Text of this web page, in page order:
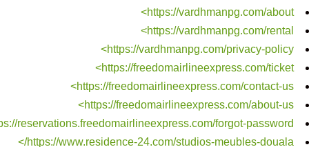
https://vardhmanpg.com/about>
https://vardhmanpg.com/rental>
https://vardhmanpg.com/privacy-policy>
https://freedomairlineexpress.com/ticket>
https://freedomairlineexpress.com/contact-us>
https://freedomairlineexpress.com/about-us>
reservations.freedomairlineexpress.com/forgot-password>
https://www.residence-24.com/studios-meubles-douala/>